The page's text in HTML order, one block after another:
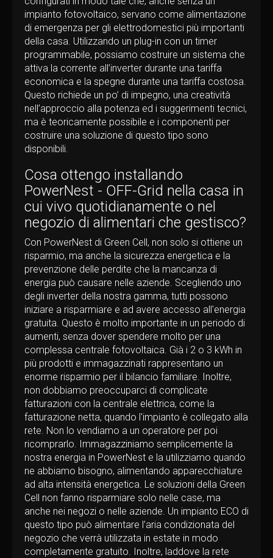
impianto fotovoltaico, servano come alimentazione
di emergenza per gli elettrodomestici più importanti
della casa. Utilizzando un plug-in con un timer
programmabile, possiamo costruire un sistema che
attiva la corrente all’inverter durante una tariffa
economica e la spegne durante una tariffa costosa.
Questo richiede un po’ di impegno, una creatività
nell’approccio alla potenza ed i suggerimenti tecnici,
ma è teoricamente possibile e i componenti per
costruire una soluzione di questo tipo sono
disponibili.
Cosa ottengo installando
PowerNest - OFF-Grid nella casa in
cui vivo quotidianamente o nel
negozio di alimentari che gestisco?
Con PowerNest di Green Cell, non solo si ottiene un
risparmio, ma anche la sicurezza energetica e la
prevenzione delle perdite che la mancanza di
energia può causare nelle aziende. Scegliendo uno
degli inverter della nostra gamma, tutti possono
iniziare a risparmiare e ad avere accesso all'energia
gratuita. Questo è molto importante in un periodo di
aumenti, senza dover spendere molto per una
complessa centrale fotovoltaica. Già i 2 o 3 kWh in
più prodotti e immagazzinati rappresentano un
enorme risparmio per il bilancio familiare. Inoltre,
non dobbiamo preoccuparci di complicate
fatturazioni con la centrale elettrica, come la
fatturazione netta, quando l'impianto è collegato alla
rete. Non lo vendiamo a un operatore per poi
ricomprarlo. Immagazziniamo semplicemente la
nostra energia in PowerNest e la utilizziamo quando
ne abbiamo bisogno, alimentando apparecchiature
ad alta intensità energetica. Le soluzioni della Green
Cell non fanno risparmiare solo nelle case, ma
anche nei negozi o nelle aziende. Un impianto ECO di
questo tipo può alimentare l’aria condizionata del
negozio che verrà utilizzata in estate in modo
completamente gratuito. Inoltre, laddove la rete